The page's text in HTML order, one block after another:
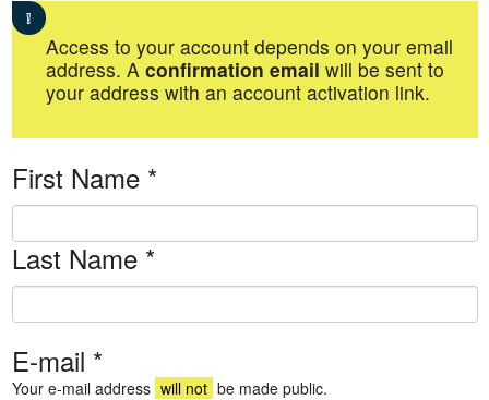
Access to your account depends on your email
address. A confirmation email will be sent to
your address with an account activation link.
First Name *
Last Name *
E-mail *
Your e-mail address will not be made public.